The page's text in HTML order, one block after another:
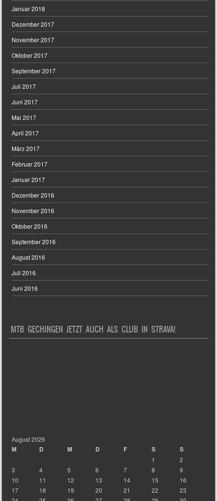
Januar 2018
Dezember 2017
November 2017
Oktober 2017
September 2017
Juli 2017
Juni 2017
Mai 2017
April 2017
März 2017
Februar 2017
Januar 2017
Dezember 2016
November 2016
Oktober 2016
September 2016
August 2016
Juli 2016
Juni 2016
MTB GECHINGEN JETZT AUCH ALS CLUB IN STRAVA!
August 2026
M D M D F S S
1
2
3
4 5 6 7 8
9
10
11 12 13 14 15
16
17
18 19 20 21 22
23